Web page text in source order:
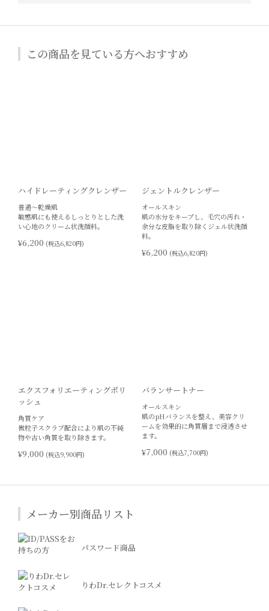
この商品を見ている方へおすすめ
ハイドレーティングクレンザー
普通～乾燥肌
敏感肌にも使えるしっとりとした洗
い心地のクリーム状洗顔料。
¥6,200 (税込6,820円)
ジェントルクレンザー
オールスキン
肌の水分をキープし、毛穴の汚れ・
余分な皮脂を取り除くジェル状洗顔
料。
¥6,200 (税込6,820円)
エクスフォリエーティングポリ
ッシュ
角質ケア
微粒子スクラブ配合により肌の不純
物や古い角質を取り除きます。
¥9,000 (税込9,900円)
バランサートナー
オールスキン
肌のpHバランスを整え、美容クリ
ームを効果的に角質層まで浸透させ
ます。
¥7,000 (税込7,700円)
メーカー別商品リスト
パスワード商品
りわDr.セレクトコスメ